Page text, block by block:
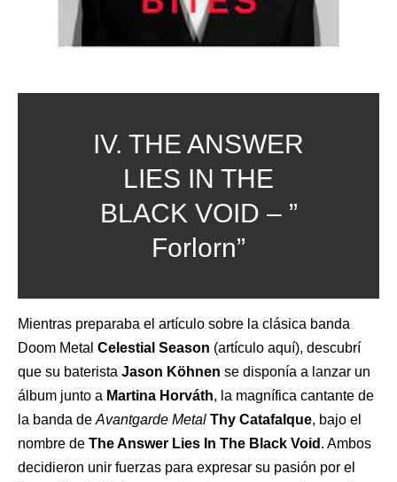
IV. THE ANSWER
LIES IN THE
BLACK VOID – ”
Forlorn”
Mientras preparaba el artículo sobre la clásica banda
Doom Metal Celestial Season (artículo aquí), descubrí
que su baterista Jason Köhnen se disponía a lanzar un
álbum junto a Martina Horváth, la magnífica cantante de
la banda de Avantgarde Metal Thy Catafalque, bajo el
nombre de The Answer Lies In The Black Void . Ambos
decidieron unir fuerzas para expresar su pasión por el